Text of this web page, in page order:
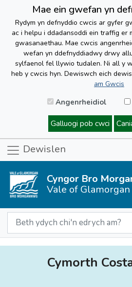
Mae ein gwefan yn
Rydym yn defnyddio cwcis ar gyfer
ac i helpu i ddadansoddi ein traffig er
gwasanaethau. Mae cwcis
wefan yn ddefnyddiadwy drwy
sylfaenol fel llywio tudalen. Ni all y
heb y cwcis hyn. Dewiswch eich
am Gwcis
Angenrheidiol
Galluogi pob cwci
Dewislen
Cyngor Bro
Vale of
Cymorth